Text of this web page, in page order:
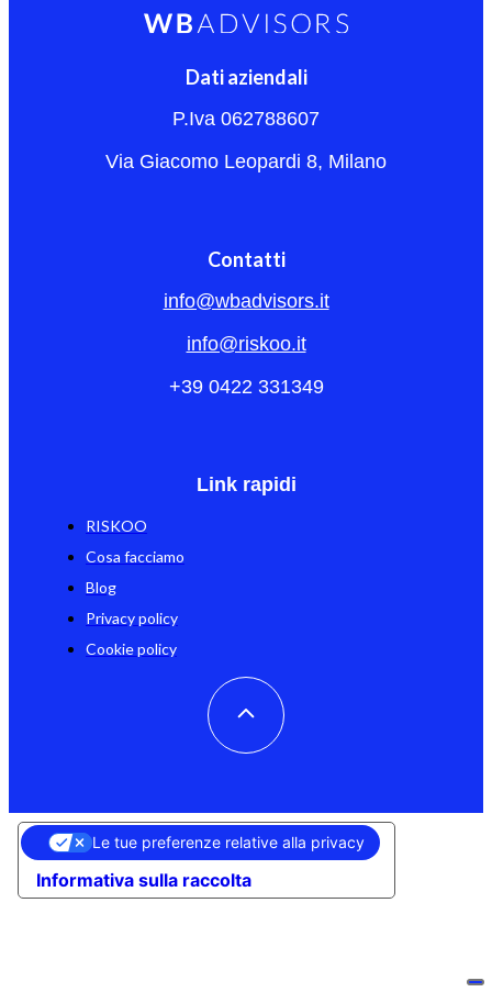
Dati aziendali
P.Iva 062788607
Via Giacomo Leopardi 8, Milano
Contatti
info@wbadvisors.it
info@riskoo.it
+39 0422 331349
Link rapidi
RISKOO
Cosa facciamo
Blog
Privacy policy
Cookie policy
Informativa sulla raccolta
Le tue preferenze relative alla privacy